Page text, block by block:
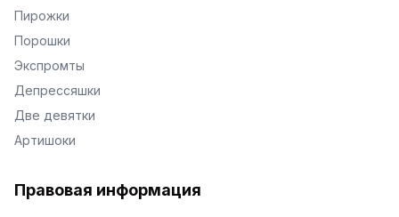
Пирожки
Порошки
Экспромты
Депрессяшки
Две девятки
Артишоки
Правовая информация